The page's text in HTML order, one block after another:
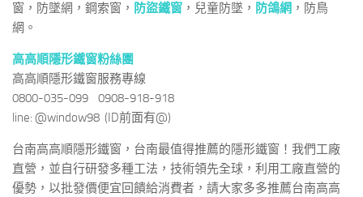
窗，防墜網，鋼索窗， 防盜鐵窗 ，兒童防墜， 防鴿網 ，防鳥
網。
高高順隱形鐵窗粉絲團
高高順隱形鐵窗服務專線
0800-035-099 0908-918-918
line: @window98 (ID前面有@)
台南高高順隱形鐵窗，台南最值得推薦的隱形鐵窗！我們工廠
直營，並自行研發多種工法，技術領先全球，利用工廠直營的
優勢，以批發價便宜回饋給消費者，請大家多多推薦台南高高